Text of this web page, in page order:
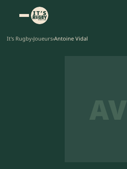
It's Rugby›Joueurs›Antoine Vidal
AV